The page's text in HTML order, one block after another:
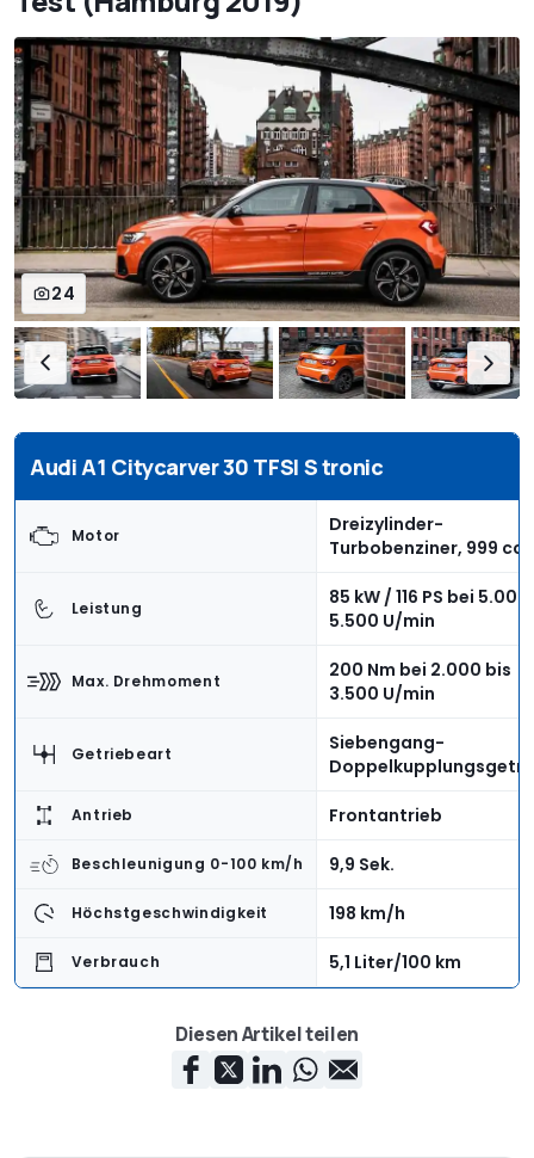
24
Audi A1 Citycarver 30 TFSI S tronic
Motor
Dreizylinder-
Turbobenziner, 999
Leistung
85 kW / 116 PS bei
5.500 U/min
Max. Drehmoment
200 Nm bei 2.000 bis
3.500 U/min
Getriebeart
Siebengang-
Antrieb Frontantrieb
Beschleunigung 0-100 km/h 9,9 Sek.
Höchstgeschwindigkeit 198 km/h
Verbrauch 5,1 Liter/100 km
4.046 mm
Diesen Artikel teilen